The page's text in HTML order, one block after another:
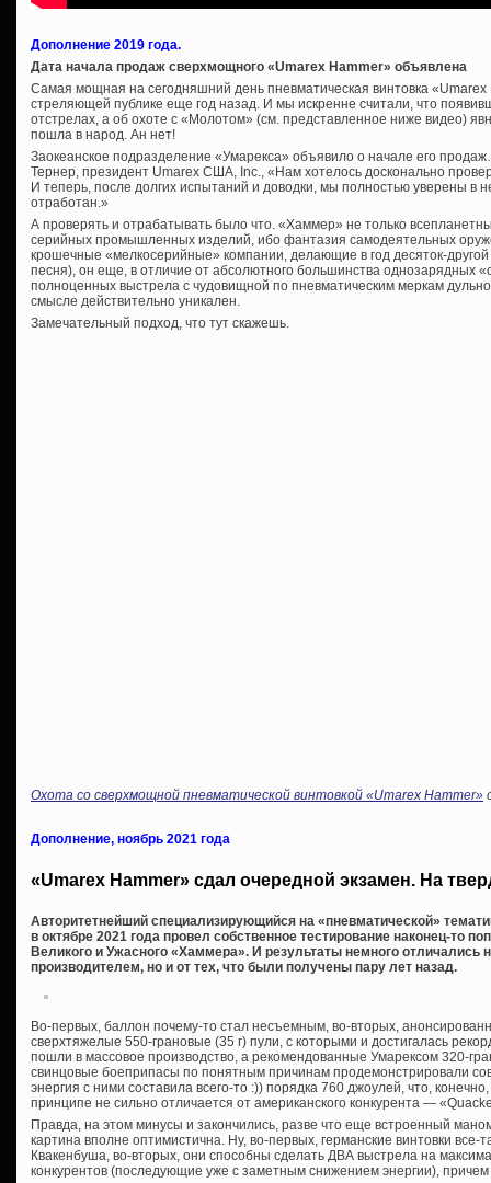
Дополнение 2019 года.
Дата начала продаж сверхмощного «Umarex Hammer» объявлена
Самая мощная на сегодняшний день пневматическая винтовка
стреляющей публике еще год назад. И мы искренне считали, что
отстрелах, а об охоте с «Молотом» (см. представленное ниже видео)
пошла в народ. Ан нет!
Заокеанское подразделение «Умарекса» объявило о начале его
Тернер, президент Umarex США, Inc., «Нам хотелось досконально
И теперь, после долгих испытаний и доводки, мы полностью уверены в
отработан.»
А проверять и отрабатывать было что. «Хаммер» не только
серийных промышленных изделий, ибо фантазия самодеятельных
крошечные «мелкосерийные» компании, делающие в год десяток-другой
песня), он еще, в отличие от абсолютного большинства однозарядных
полноценных выстрела с чудовищной по пневматическим меркам
смысле действительно уникален.
Замечательный подход, что тут скажешь.
Охота со сверхмощной пневматической винтовкой «Umarex Hammer»
Дополнение, ноябрь 2021 года
«Umarex Hammer» сдал очередной экзамен. На
Авторитетнейший специализирующийся на «пневматической»
в октябре 2021 года провел собственное тестирование наконец-то
Великого и Ужасного «Хаммера». И результаты немного отличались
производителем, но и от тех, что были получены пару лет назад.
Во-первых, баллон почему-то стал несъемным, во-вторых,
сверхтяжелые 550-грановые (35 г) пули, с которыми и достигалась
пошли в массовое производство, а рекомендованные Умарексом 320-
свинцовые боеприпасы по понятным причинам продемонстрировали
энергия с ними составила всего-то :)) порядка 760 джоулей, что,
принципе не сильно отличается от американского конкурента —
Правда, на этом минусы и закончились, разве что еще встроенный
картина вполне оптимистична. Ну, во-первых, германские винтовки
Квакенбуша, во-вторых, они способны сделать ДВА выстрела на
конкурентов (последующие уже с заметным снижением энергии),